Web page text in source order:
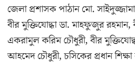
জেলা প্রশাসক পাঠান মো.
বীর মুক্তিযোদ্ধা ডা. মাহফুজুর রহমান,
একরামুল করিম চৌধুরী, বীর
আহমেদ চৌধুরী, চসিকের প্রধান শিক্ষা